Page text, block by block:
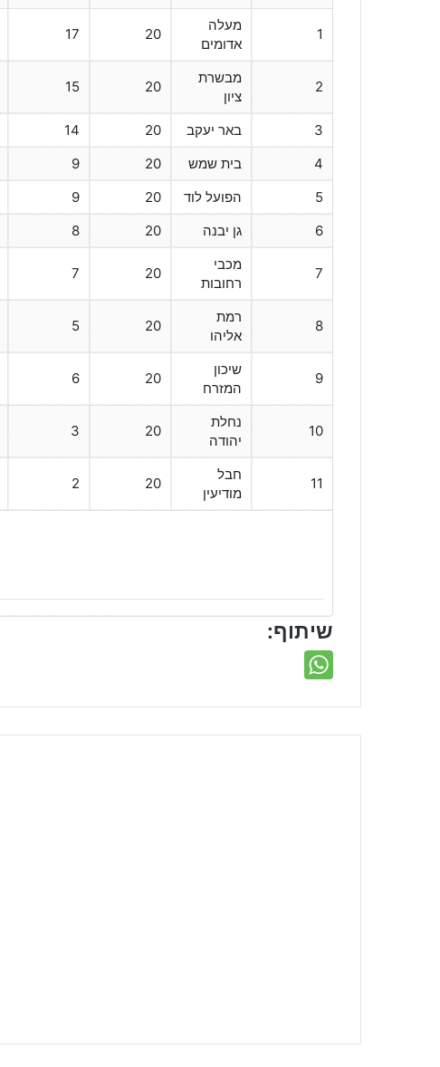
1
מעלה
אדומים
20
17
2
מבשרת
ציון
20
15
3 באר יעקב 20
14
4
בית שמש 20
9
5
הפועל לוד 20
9
6
גן יבנה 20
8
7
מכבי
רחובות
20
7
8
רמת
אליהו
20
5
9
שיכון
המזרח
20
6
10
נחלת
יהודה
20
3
11
חבל
מודיעין
20
2
שיתוף: